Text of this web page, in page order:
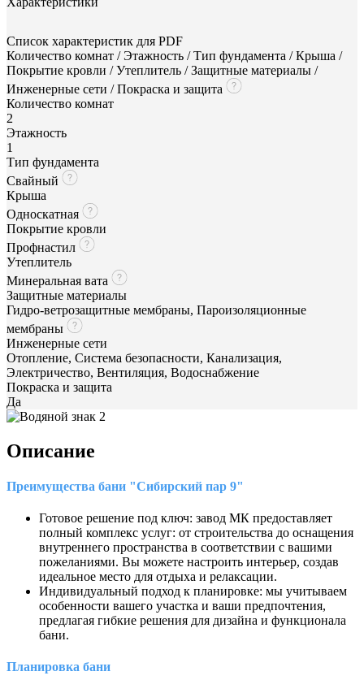
Список характеристик для PDF
Количество комнат / Этажность / Тип фундамента / Крыша /
Покрытие кровли / Утеплитель / Защитные материалы /
Инженерные сети / Покраска и защита
Количество комнат
2
Этажность
1
Тип фундамента
Свайный
Крыша
Односкатная
Покрытие кровли
Профнастил
Утеплитель
Минеральная вата
Защитные материалы
Гидро-ветрозащитные мембраны, Пароизоляционные
мембраны
Инженерные сети
Отопление, Система безопасности, Канализация,
Электричество, Вентиляция, Водоснабжение
Покраска и защита
Да
Описание
Преимущества бани "Сибирский пар 9"
Готовое решение под ключ: завод МК предоставляет
полный комплекс услуг: от строительства до оснащения
внутреннего пространства в соответствии с вашими
пожеланиями. Вы можете настроить интерьер, создав
идеальное место для отдыха и релаксации.
Индивидуальный подход к планировке: мы учитываем
особенности вашего участка и ваши предпочтения,
предлагая гибкие решения для дизайна и функционала
бани.
Планировка бани